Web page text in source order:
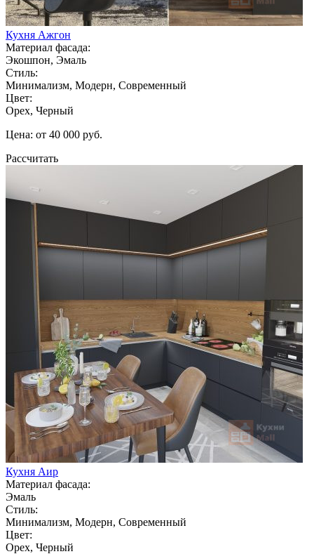
Кухня Ажгон
Материал фасада:
Экошпон, Эмаль
Стиль:
Минимализм, Модерн, Современный
Цвет:
Орех, Черный
Цена: от 40 000 руб.
Рассчитать
Кухня Аир
Материал фасада:
Эмаль
Стиль:
Минимализм, Модерн, Современный
Цвет:
Орех, Черный